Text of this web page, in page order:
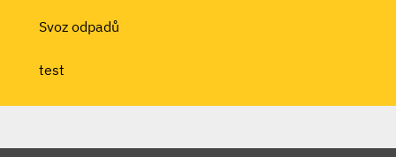
Svoz odpadů
test